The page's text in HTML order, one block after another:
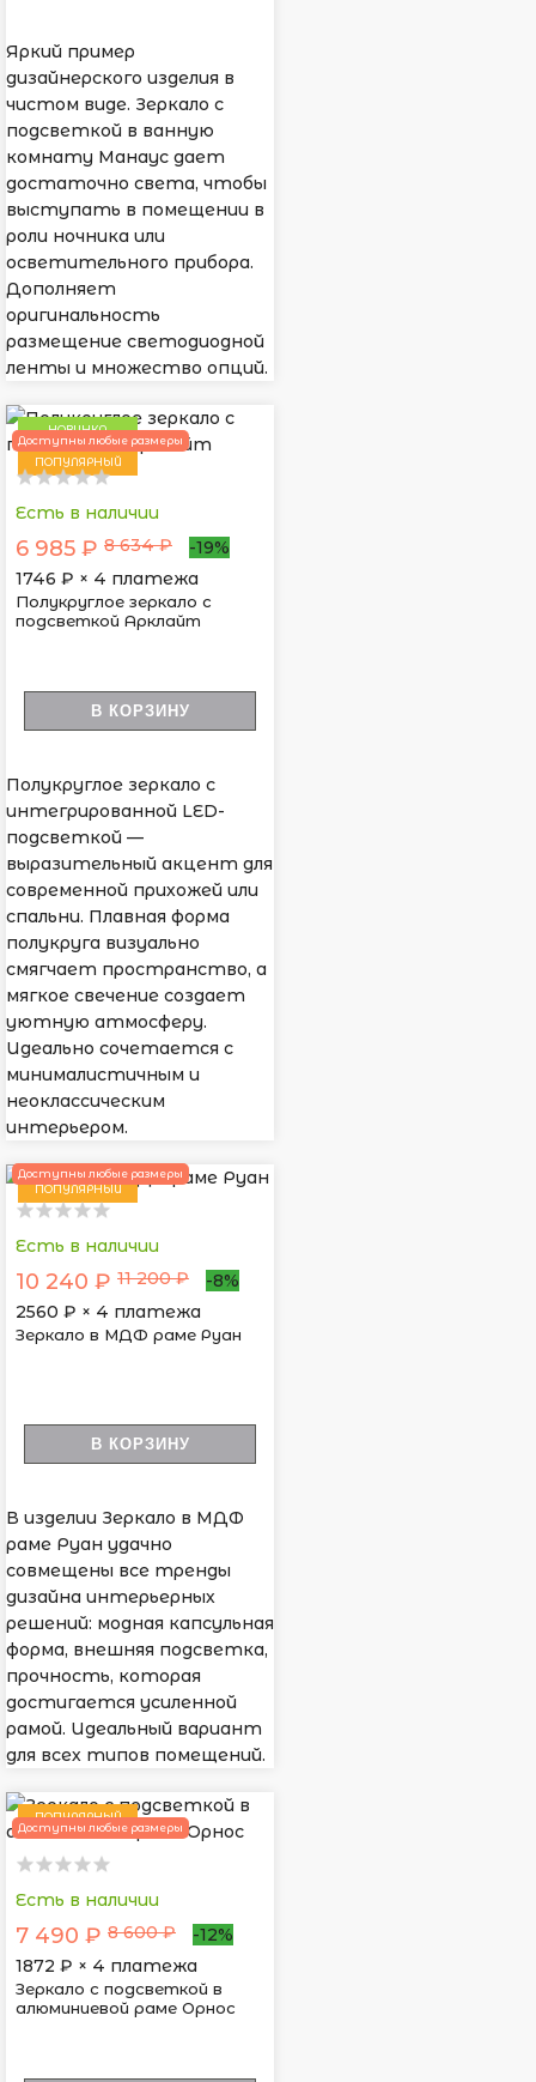
Яркий пример
дизайнерского изделия в
чистом виде. Зеркало с
подсветкой в ванную
комнату Манаус дает
достаточно света, чтобы
выступать в помещении в
роли ночника или
осветительного прибора.
Дополняет
оригинальность
размещение светодиодной
ленты и множество опций.
НОВИНКА
ПОПУЛЯРНЫЙ
Доступны любые размеры
Есть в наличии
6 985 ₽ 8 634 ₽
-19%
1746 ₽ × 4 платежа
Полукруглое зеркало с
подсветкой Арклайт
В КОРЗИНУ
Полукруглое зеркало с
интегрированной LED-
подсветкой —
выразительный акцент для
современной прихожей или
спальни. Плавная форма
полукруга визуально
смягчает пространство, а
мягкое свечение создает
уютную атмосферу.
Идеально сочетается с
минималистичным и
неоклассическим
интерьером.
ПОПУЛЯРНЫЙ
Доступны любые размеры
Есть в наличии
10 240 ₽ 11 200 ₽
-8%
2560 ₽ × 4 платежа
Зеркало в МДФ раме Руан
В КОРЗИНУ
В изделии Зеркало в МДФ
раме Руан удачно
совмещены все тренды
дизайна интерьерных
решений: модная капсульная
форма, внешняя подсветка,
прочность, которая
достигается усиленной
рамой. Идеальный вариант
для всех типов помещений.
ПОПУЛЯРНЫЙ
Доступны любые размеры
Есть в наличии
7 490 ₽ 8 600 ₽
-12%
1872 ₽ × 4 платежа
Зеркало с подсветкой в
алюминиевой раме Орнос